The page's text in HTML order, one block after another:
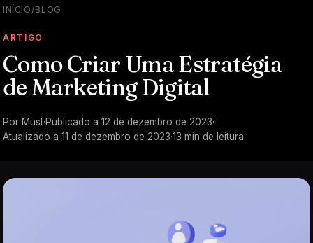
INÍCIO/BLOG
ARTIGO
Como Criar Uma Estratégia
de Marketing Digital
Por Must·Publicado a 12 de dezembro de 2023·
Atualizado a 11 de dezembro de 2023·13 min de leitura